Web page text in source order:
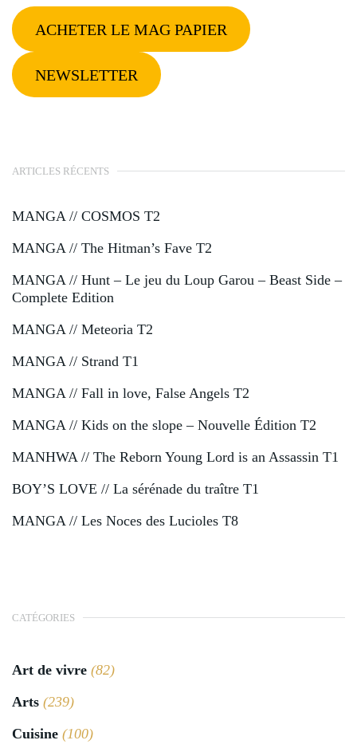
ACHETER LE MAG PAPIER
NEWSLETTER
ARTICLES RÉCENTS
MANGA // COSMOS T2
MANGA // The Hitman’s Fave T2
MANGA // Hunt – Le jeu du Loup Garou – Beast Side –
Complete Edition
MANGA // Meteoria T2
MANGA // Strand T1
MANGA // Fall in love, False Angels T2
MANGA // Kids on the slope – Nouvelle Édition T2
MANHWA // The Reborn Young Lord is an Assassin T1
BOY’S LOVE // La sérénade du traître T1
MANGA // Les Noces des Lucioles T8
CATÉGORIES
Art de vivre (82)
Arts (239)
Cuisine (100)